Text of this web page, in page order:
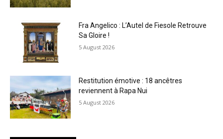
Fra Angelico : L’Autel de Fiesole Retrouve
Sa Gloire !
5 August 2026
Restitution émotive : 18 ancêtres
reviennent à Rapa Nui
5 August 2026